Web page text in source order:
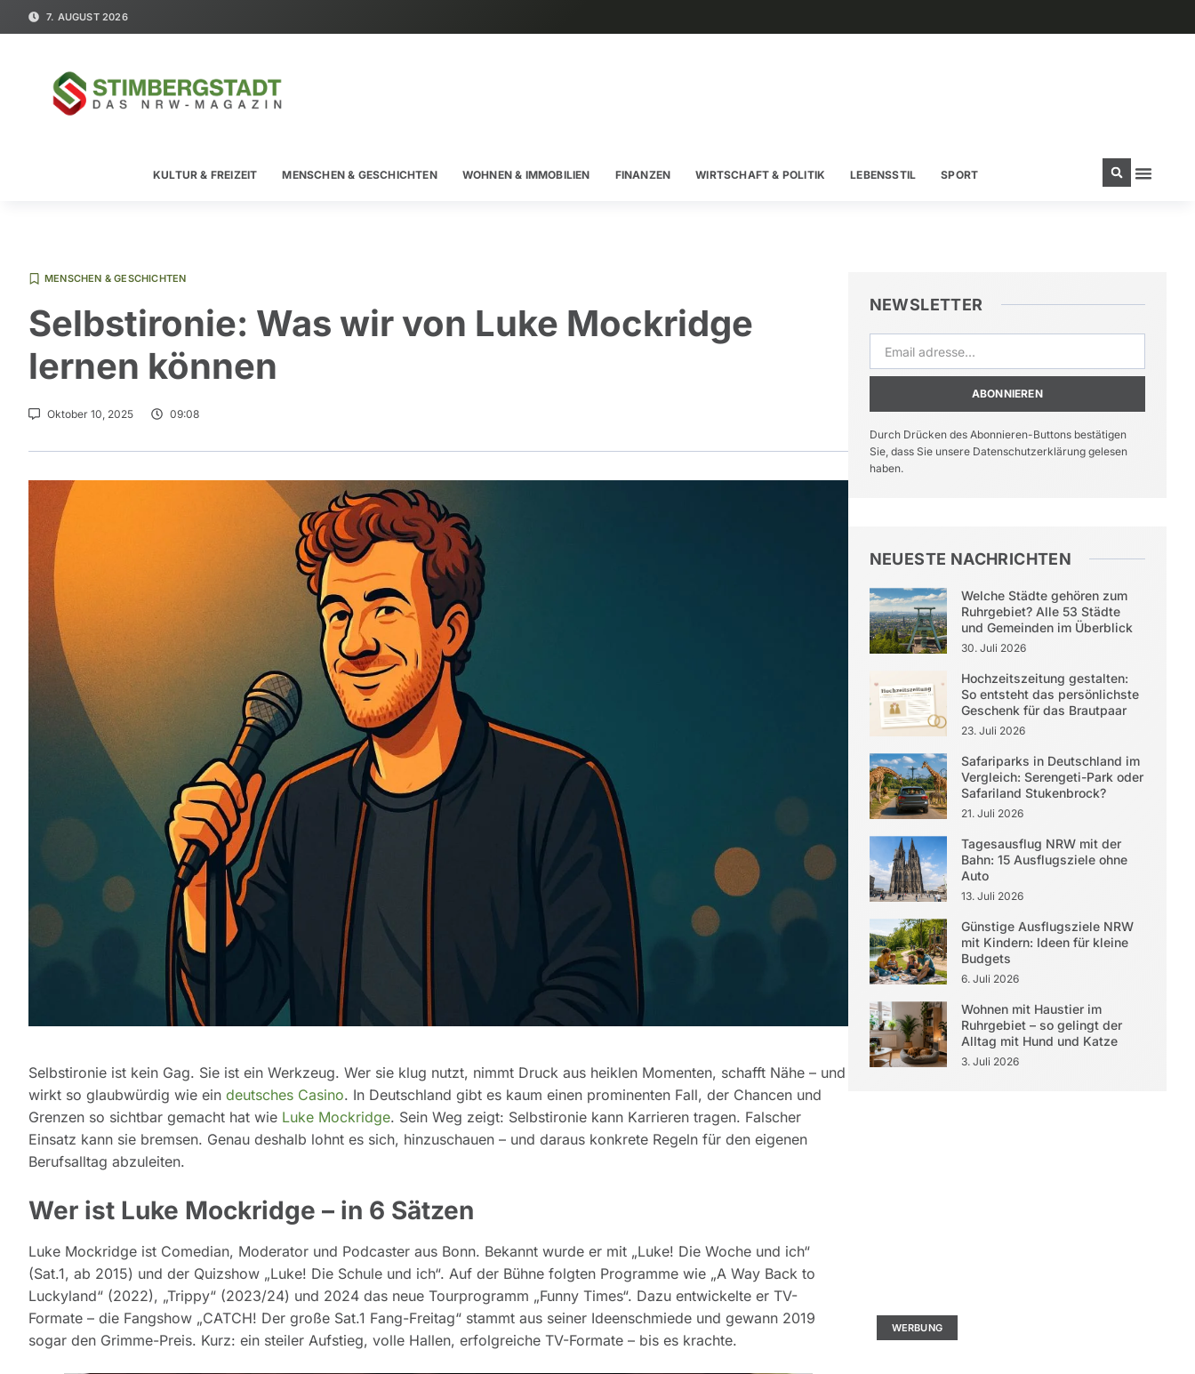
7. AUGUST 2026
KULTUR & FREIZEIT MENSCHEN & GESCHICHTEN WOHNEN & IMMOBILIEN FINANZEN WIRTSCHAFT & POLITIK LEBENSSTIL SPORT
MENSCHEN & GESCHICHTEN
Selbstironie: Was wir von Luke Mockridge
lernen können
Oktober 10, 2025 09:08
Selbstironie ist kein Gag. Sie ist ein Werkzeug. Wer sie klug nutzt, nimmt Druck aus heiklen Momenten, schafft Nähe – und
wirkt so glaubwürdig wie ein deutsches Casino. In Deutschland gibt es kaum einen prominenten Fall, der Chancen und
Grenzen so sichtbar gemacht hat wie Luke Mockridge. Sein Weg zeigt: Selbstironie kann Karrieren tragen. Falscher
Einsatz kann sie bremsen. Genau deshalb lohnt es sich, hinzuschauen – und daraus konkrete Regeln für den eigenen
Berufsalltag abzuleiten.
Wer ist Luke Mockridge – in 6 Sätzen
Luke Mockridge ist Comedian, Moderator und Podcaster aus Bonn. Bekannt wurde er mit „Luke! Die Woche und ich“
(Sat.1, ab 2015) und der Quizshow „Luke! Die Schule und ich“. Auf der Bühne folgten Programme wie „A Way Back to
Luckyland“ (2022), „Trippy“ (2023/24) und 2024 das neue Tourprogramm „Funny Times“. Dazu entwickelte er TV-
Formate – die Fangshow „CATCH! Der große Sat.1 Fang-Freitag“ stammt aus seiner Ideenschmiede und gewann 2019
sogar den Grimme-Preis. Kurz: ein steiler Aufstieg, volle Hallen, erfolgreiche TV-Formate – bis es krachte.
NEWSLETTER
ABONNIEREN
Durch Drücken des Abonnieren-Buttons bestätigen
Sie, dass Sie unsere Datenschutzerklärung gelesen
haben.
NEUESTE NACHRICHTEN
Welche Städte gehören zum
Ruhrgebiet? Alle 53 Städte
und Gemeinden im Überblick
30. Juli 2026
Hochzeitszeitung gestalten:
So entsteht das persönlichste
Geschenk für das Brautpaar
23. Juli 2026
Safariparks in Deutschland im
Vergleich: Serengeti-Park oder
Safariland Stukenbrock?
21. Juli 2026
Tagesausflug NRW mit der
Bahn: 15 Ausflugsziele ohne
Auto
13. Juli 2026
Günstige Ausflugsziele NRW
mit Kindern: Ideen für kleine
Budgets
6. Juli 2026
Wohnen mit Haustier im
Ruhrgebiet – so gelingt der
Alltag mit Hund und Katze
3. Juli 2026
WERBUNG